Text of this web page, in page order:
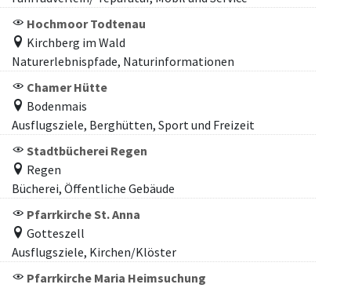
Hochmoor Todtenau
Kirchberg im Wald
Naturerlebnispfade, Naturinformationen
Chamer Hütte
Bodenmais
Ausflugsziele, Berghütten, Sport und Freizeit
Stadtbücherei Regen
Regen
Bücherei, Öffentliche Gebäude
Pfarrkirche St. Anna
Gotteszell
Ausflugsziele, Kirchen/Klöster
Pfarrkirche Maria Heimsuchung